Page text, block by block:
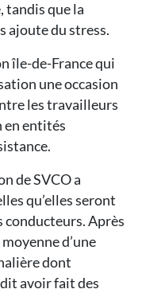
que la
ajoute du stress.
île-de-France qui
une occasion
les travailleurs
en entités
de SVCO a
qu’elles seront
conducteurs. Après
d’une
dont
avoir fait des